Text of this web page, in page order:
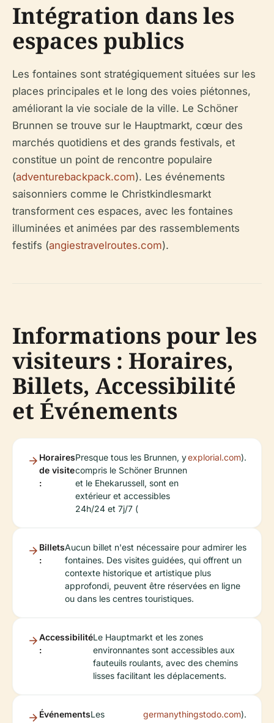
Intégration dans les
espaces publics
Les fontaines sont stratégiquement situées sur les
places principales et le long des voies piétonnes,
améliorant la vie sociale de la ville. Le Schöner
Brunnen se trouve sur le Hauptmarkt, cœur des
marchés quotidiens et des grands festivals, et
constitue un point de rencontre populaire
(adventurebackpack.com). Les événements
saisonniers comme le Christkindlesmarkt
transforment ces espaces, avec les fontaines
illuminées et animées par des rassemblements
festifs (angiestravelroutes.com).
Informations pour les
visiteurs : Horaires,
Billets, Accessibilité
et Événements
Horaires
de visite
:
Presque tous les Brunnen, y
compris le Schöner Brunnen
et le Ehekarussell, sont en
extérieur et accessibles
24h/24 et 7j/7 (
explorial.com).
Billets
:
Aucun billet n'est nécessaire pour admirer les
fontaines. Des visites guidées, qui offrent un
contexte historique et artistique plus
approfondi, peuvent être réservées en ligne
ou dans les centres touristiques.
Accessibilité
:
Le Hauptmarkt et les zones
environnantes sont accessibles aux
fauteuils roulants, avec des chemins
lisses facilitant les déplacements.
ÉvénementsLes
germanythingstodo.com).